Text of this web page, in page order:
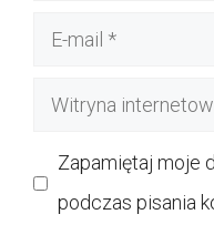
Witryna
Zapamiętaj moje
podczas pisania